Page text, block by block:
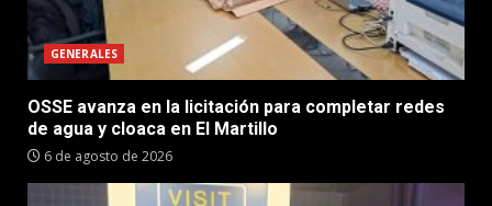
GENERALES
OSSE avanza en la licitación para completar redes
de agua y cloaca en El Martillo
6 de agosto de 2026